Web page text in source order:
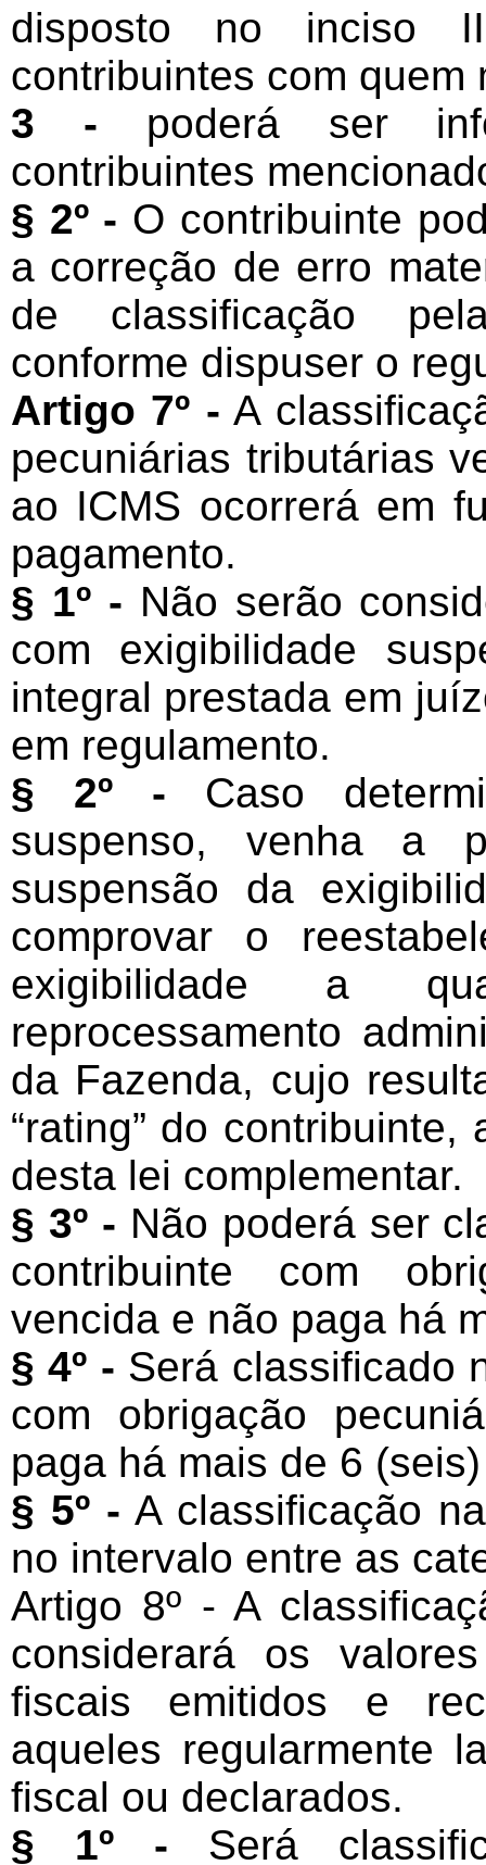
disposto no inciso
contribuintes com quem
3 - poderá ser
contribuintes
§ 2º - O contribuinte
a correção de erro
de classificação
conforme dispuser o
Artigo 7º - A
pecuniárias tributárias
ao ICMS ocorrerá em
pagamento.
§ 1º - Não serão
com exigibilidade
integral prestada em
em regulamento.
§ 2º - Caso
suspenso, venha a
suspensão da
comprovar o
exigibilidade a
reprocessamento
da Fazenda, cujo
“rating” do
desta lei complementar.
§ 3º - Não poderá ser
contribuinte com
vencida e não paga há
§ 4º - Será classificado
com obrigação
paga há mais de 6
§ 5º - A classificação
no intervalo entre as
Artigo 8º - A
considerará os
fiscais emitidos e
aqueles regularmente
fiscal ou declarados.
§ 1º - Será